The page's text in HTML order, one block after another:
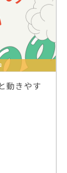
動きやす